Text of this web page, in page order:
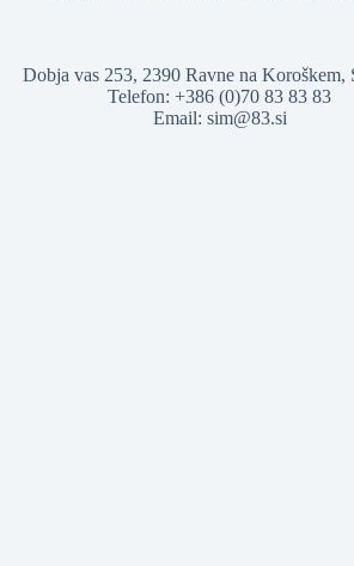
Dobja vas 253, 2390 Ravne na Koroškem,
Telefon: +386 (0)70 83 83 83
Email: sim@83.si